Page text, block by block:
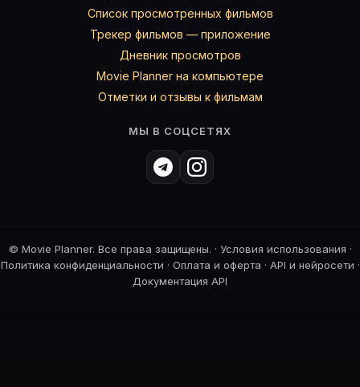
Список просмотренных фильмов
Трекер фильмов — приложение
Дневник просмотров
Movie Planner на компьютере
Отметки и отзывы к фильмам
МЫ В СОЦСЕТЯХ
© Movie Planner. Все права защищены. · Условия использования ·
Политика конфиденциальности · Оплата и оферта · API и нейросети ·
Документация API